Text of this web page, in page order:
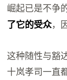
崛起已是不争
了它的受众，
这种随性与豁
十岚孝司一直